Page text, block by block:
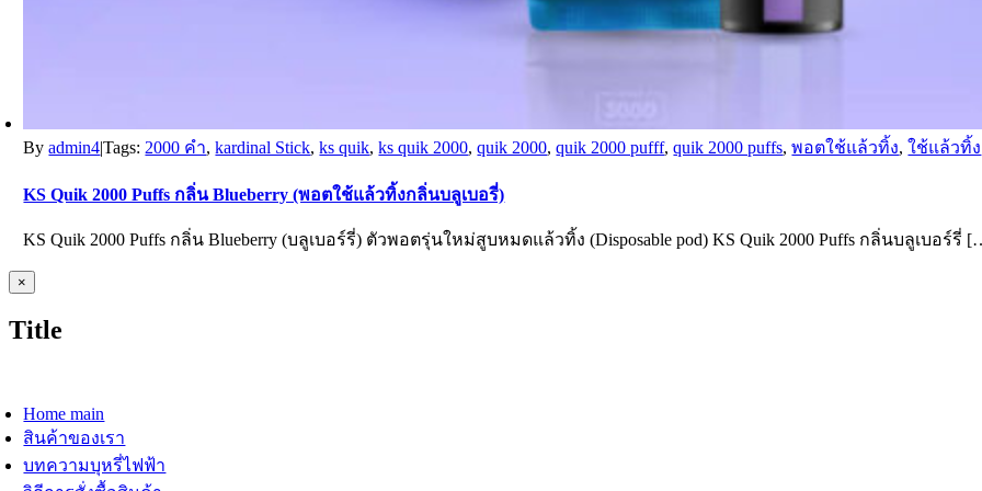
Byadmin4|Tags: 2000 คำ,kardinal Stick,ks quik,ks quik 2000,quik 2000,quik 2000 pufff,quik 2000 puffs,พอตใช้แล้วทิ้ง,ใช้แล้วทิ้ง
KS Quik 2000 Puffs กลิ่น Blueberry (พอตใช้แล้วทิ้งกลิ่นบลูเบอรี่)
KS Quik 2000 Puffs กลิ่น Blueberry (บลูเบอร์รี่) ตัวพอตรุ่นใหม่สูบหมดแล้วทิ้ง (Disposable pod) KS Quik 2000 Puffs กลิ่นบลูเบอร์รี่
Close
product
view
×
Title
Home main
สินค้าของเรา
บทความบุหรี่ไฟฟ้า